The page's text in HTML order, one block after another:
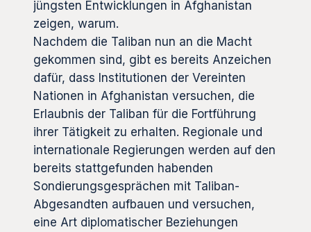
jüngsten Entwicklungen in Afghanistan
zeigen, warum.
Nachdem die Taliban nun an die Macht
gekommen sind, gibt es bereits Anzeichen
dafür, dass Institutionen der Vereinten
Nationen in Afghanistan versuchen, die
Erlaubnis der Taliban für die Fortführung
ihrer Tätigkeit zu erhalten. Regionale und
internationale Regierungen werden auf den
bereits stattgefunden habenden
Sondierungsgesprächen mit Taliban-
Abgesandten aufbauen und versuchen,
eine Art diplomatischer Beziehungen